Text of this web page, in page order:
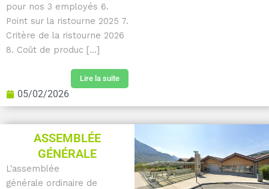
pour nos 3 employés 6.
Point sur la ristourne 2025 7.
Critère de la ristourne 2026
8. Coût de produc [...]
Lire la suite
05/02/2026
ASSEMBLÉE
GÉNÉRALE
L'assemblée
générale ordinaire de